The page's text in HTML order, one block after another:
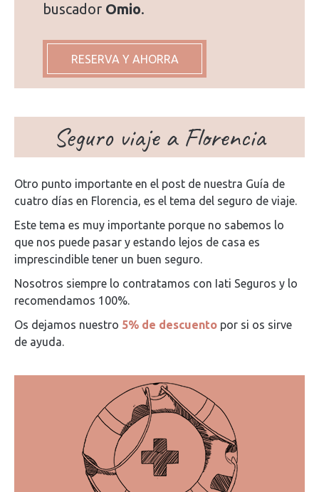
buscador Omio.
RESERVA Y AHORRA
Seguro viaje a Florencia
Otro punto importante en el post de nuestra Guía de
cuatro días en Florencia, es el tema del seguro de viaje.
Este tema es muy importante porque no sabemos lo
que nos puede pasar y estando lejos de casa es
imprescindible tener un buen seguro.
Nosotros siempre lo contratamos con Iati Seguros y lo
recomendamos 100%.
Os dejamos nuestro 5% de descuento por si os sirve
de ayuda.